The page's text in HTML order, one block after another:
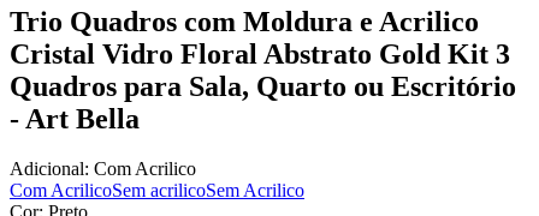
Trio Quadros com Moldura e Acrilico
Cristal Vidro Floral Abstrato Gold Kit 3
Quadros para Sala, Quarto ou Escritório
- Art Bella
Adicional: Com Acrilico
Com AcrilicoSem acrilicoSem Acrilico